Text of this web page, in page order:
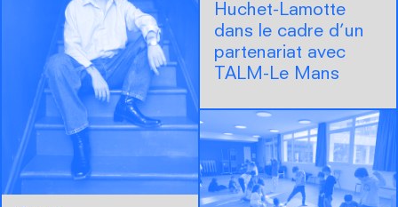
Huchet-Lamotte
dans le cadre d’un
partenariat avec
TALM-Le Mans